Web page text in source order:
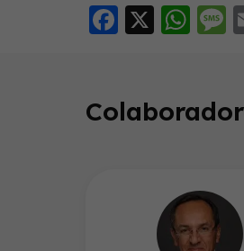
Facebook
X